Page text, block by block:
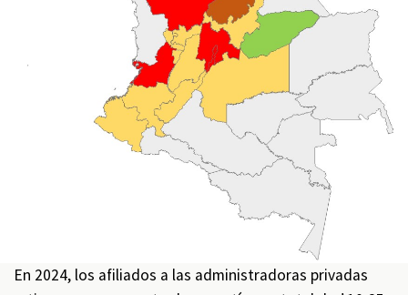
En 2024, los afiliados a las administradoras privadas